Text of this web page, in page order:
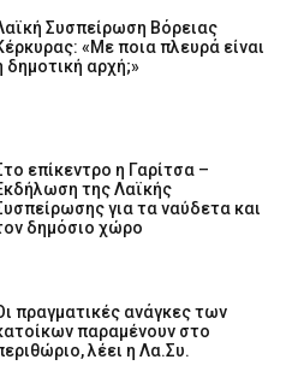
Συσπείρωση Βόρειας
«Με ποια πλευρά είναι
δημοτική αρχή;»
επίκεντρο η Γαρίτσα –
της Λαϊκής
για τα ναύδετα και
δημόσιο χώρο
πραγματικές ανάγκες των
παραμένουν στο
λέει η Λα.Συ.